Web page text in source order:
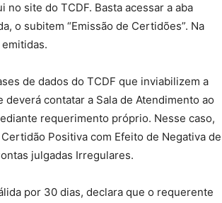
site do TCDF. Basta acessar a aba
o subitem “Emissão de Certidões”. Na
de dados do TCDF que inviabilizem a
contatar a Sala de Atendimento ao
requerimento próprio. Nesse caso,
Positiva com Efeito de Negativa de
julgadas Irregulares.
por 30 dias, declara que o requerente